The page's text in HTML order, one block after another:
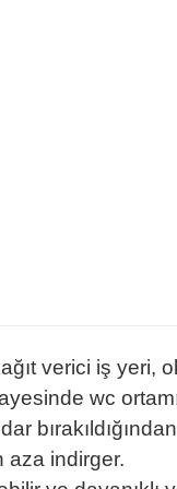
verici iş yeri,
wc
aza indirger.